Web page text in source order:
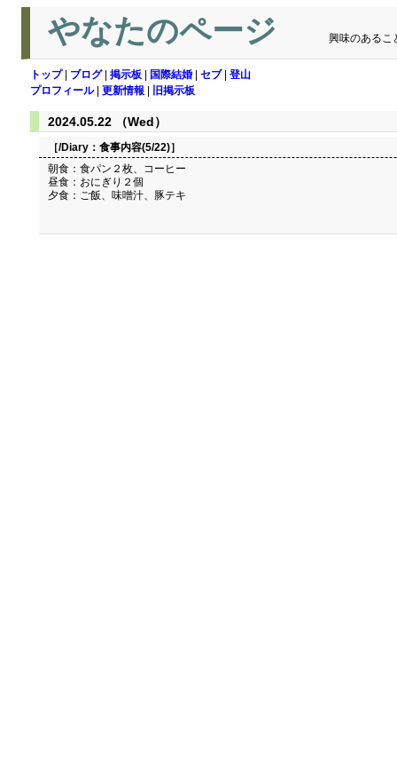
やなたのページ 興味のあるこ
トップ| ブログ| 掲示板 国際結婚 セブ| 登山
プロフィール| 更新情報 旧掲示板
2024.05.22 （Wed）
［/Diary： 食事内容(5/22)］
朝食：食パン２枚、コーヒー
昼食：おにぎり２個
夕食：ご飯、味噌汁、豚テキ